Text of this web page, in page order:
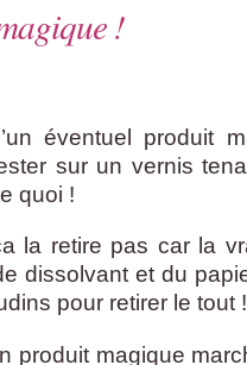
!
éventuel produit
sur un vernis
quoi !
la retire pas car la
dissolvant et du
pour retirer le tout !
produit magique